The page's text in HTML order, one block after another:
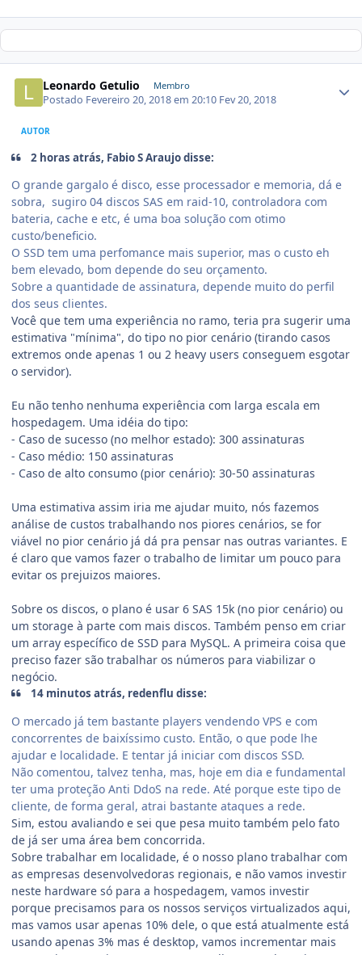
Leonardo Getulio Membro
Postado Fevereiro 20, 2018 em 20:10 Fev 20, 2018
AUTOR
2 horas atrás, Fabio S Araujo disse:
O grande gargalo é disco, esse processador e memoria, dá e
sobra, sugiro 04 discos SAS em raid-10, controladora com
bateria, cache e etc, é uma boa solução com otimo
custo/beneficio.
O SSD tem uma perfomance mais superior, mas o custo eh
bem elevado, bom depende do seu orçamento.
Sobre a quantidade de assinatura, depende muito do perfil
dos seus clientes.
Você que tem uma experiência no ramo, teria pra sugerir uma
estimativa "mínima", do tipo no pior cenário (tirando casos
extremos onde apenas 1 ou 2 heavy users conseguem esgotar
o servidor).
Eu não tenho nenhuma experiência com larga escala em
hospedagem. Uma idéia do tipo:
- Caso de sucesso (no melhor estado): 300 assinaturas
- Caso médio: 150 assinaturas
- Caso de alto consumo (pior cenário): 30-50 assinaturas
Uma estimativa assim iria me ajudar muito, nós fazemos
análise de custos trabalhando nos piores cenários, se for
viável no pior cenário já dá pra pensar nas outras variantes. E
é claro que vamos fazer o trabalho de limitar um pouco para
evitar os prejuizos maiores.
Sobre os discos, o plano é usar 6 SAS 15k (no pior cenário) ou
um storage à parte com mais discos. Também penso em criar
um array específico de SSD para MySQL. A primeira coisa que
preciso fazer são trabalhar os números para viabilizar o
negócio.
14 minutos atrás, redenflu disse:
O mercado já tem bastante players vendendo VPS e com
concorrentes de baixíssimo custo. Então, o que pode lhe
ajudar e localidade. E tentar já iniciar com discos SSD.
Não comentou, talvez tenha, mas, hoje em dia e fundamental
ter uma proteção Anti DdoS na rede. Até porque este tipo de
cliente, de forma geral, atrai bastante ataques a rede.
Sim, estou avaliando e sei que pesa muito também pelo fato
de já ser uma área bem concorrida.
Sobre trabalhar em localidade, é o nosso plano trabalhar com
as empresas desenvolvedoras regionais, e não vamos investir
neste hardware só para a hospedagem, vamos investir
porque precisamos para os nossos serviços virtualizados aqui,
mas vamos usar apenas 10% dele, o que está atualmente está
usando apenas 3% mas é desktop, vamos incrementar mais